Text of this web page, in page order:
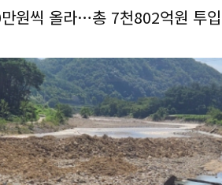
원씩 올라…총 7천802억원 투입